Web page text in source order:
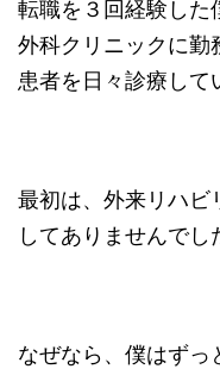
転職を３回経験した
外科クリニックに勤
患者を日々診療して
最初は、外来リハビ
してありませんでし
なぜなら、僕はずっ